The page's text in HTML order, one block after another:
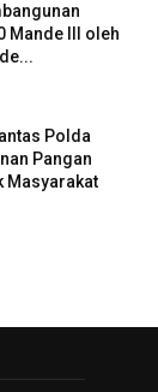
Mande III oleh
Polda
Pangan
Masyarakat